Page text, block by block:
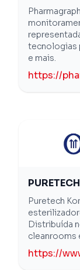
tecnologias
e mais.
https://
Puretech
Distribuída
cleanrooms
https://